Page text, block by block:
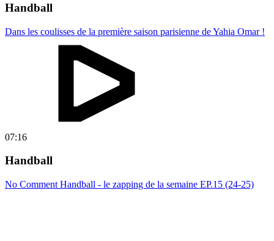
Handball
Dans les coulisses de la première saison parisienne de Yahia Omar !
07:16
Handball
No Comment Handball - le zapping de la semaine EP.15 (24-25)